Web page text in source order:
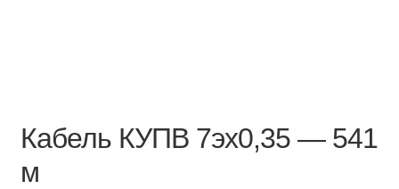
Кабель КУПВ 7эх0,35 — 541
м